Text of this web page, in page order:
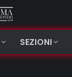
SEZIONI